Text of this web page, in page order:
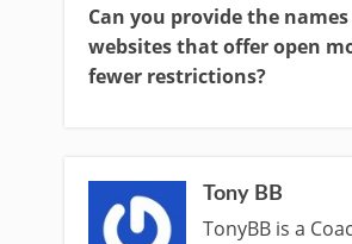
Can you provide the names
websites that offer open
fewer restrictions?
Tony BB
TonyBB is a